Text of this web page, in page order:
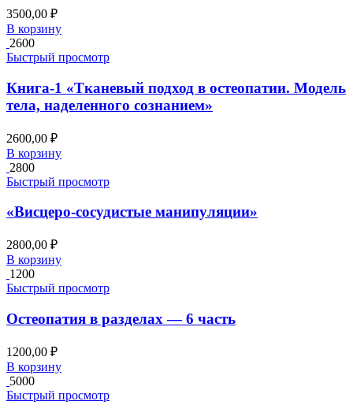
3500,00 ₽
В корзину
2600
Быстрый просмотр
Книга-1 «Тканевый подход в остеопатии. Модель
тела, наделенного сознанием»
2600,00 ₽
В корзину
2800
Быстрый просмотр
«Висцеро-сосудистые манипуляции»
2800,00 ₽
В корзину
1200
Быстрый просмотр
Остеопатия в разделах — 6 часть
1200,00 ₽
В корзину
5000
Быстрый просмотр